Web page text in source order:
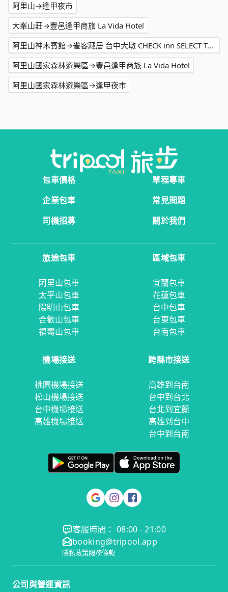
阿里山→逢甲夜市
大峯山莊→豐邑逢甲商旅 La Vida Hotel
阿里山神木賓館→雀客藏居 台中大墩 CHECK inn SELECT Taichung Dadun
阿里山國家森林遊樂區→豐邑逢甲商旅 La Vida Hotel
阿里山國家森林遊樂區→逢甲夜市
包車價格
單程專車
企業包車
常見問題
司機招募
關於我們
旅途包車
阿里山包車
太平山包車
陽明山包車
合歡山包車
福壽山包車
區域包車
宜蘭包車
花蓮包車
台中包車
台東包車
台南包車
機場接送
桃園機場接送
松山機場接送
台中機場接送
高雄機場接送
跨縣市接送
高雄到台南
台中到台北
台北到宜蘭
高雄到台中
台中到台南
客服時間： 08:00 - 21:00
booking@tripool.app
隱私政策服務條款
公司與營運資訊